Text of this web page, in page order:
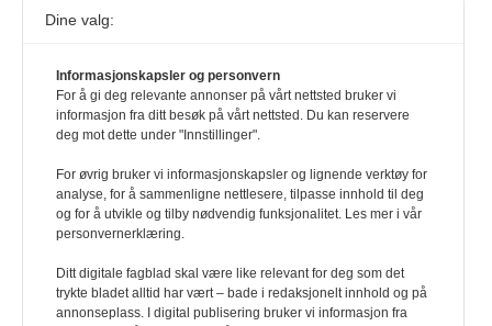
117,8 millioner er på flukt, en nedgang fra forrige
1. august 2026
Ville ha tilsvart verdens trettende største land i folketall. For å lese
denne må du ha abonnement Logg inn her Ny abonnent? Velg
også egne abonnementer for biblioteker og bedrifter.
Redaksjonen
Dine valg:
Informasjonskapsler og personvern
For å gi deg relevante annonser på vårt nettsted bruker vi
informasjon fra ditt besøk på vårt nettsted. Du kan reservere
deg mot dette under "Innstillinger".
For øvrig bruker vi informasjonskapsler og lignende verktøy for
analyse, for å sammenligne nettlesere, tilpasse innhold til deg
og for å utvikle og tilby nødvendig funksjonalitet. Les mer i vår
personvernerklæring.
Ditt digitale fagblad skal være like relevant for deg som det
trykte bladet alltid har vært – bade i redaksjonelt innhold og på
annonseplass. I digital publisering bruker vi informasjon fra